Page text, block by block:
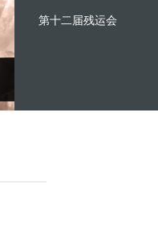
第十二届残运会